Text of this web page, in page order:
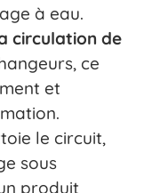
à eau.
circulation de
ce
et
le circuit,
sous
produit